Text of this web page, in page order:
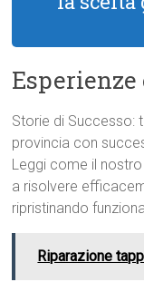
Storie di Successo:
provincia con
Leggi come il
a risolvere
ripristinando
Riparazione